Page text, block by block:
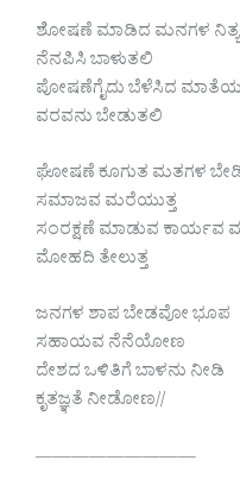
ಶೋಷಣೆ ಮಾಡಿದ ಮನಗಳ ನಿತ್ಯ
ನೆನಪಿಸಿ ಬಾಳುತಲಿ
ಪೋಷಣೆಗೈದು ಬೆಳೆಸಿದ ಮಾತೆಯ
ವರವನು ಬೇಡುತಲಿ
ಘೋಷಣೆ ಕೂಗುತ ಮತಗಳ
ಸಮಾಜವ ಮರೆಯುತ್ತ
ಸಂರಕ್ಷಣೆ ಮಾಡುವ ಕಾರ್ಯವ
ಮೋಹದಿ ತೇಲುತ್ತ
ಜನಗಳ ಶಾಪ ಬೇಡವೋ ಭೂಪ
ಸಹಾಯವ ನೆನೆಯೋಣ
ದೇಶದ ಒಳಿತಿಗೆ ಬಾಳನು ನೀಡಿ
ಕೃತಜ್ಞತೆ ನೀಡೋಣ//
—————————